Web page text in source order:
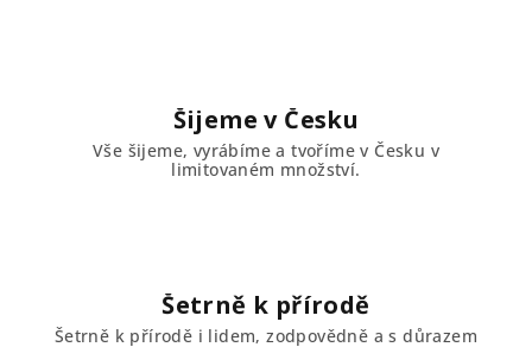
Šijeme v Česku
Vše šijeme, vyrábíme a tvoříme v Česku v
limitovaném množství.
Šetrně k přírodě
Šetrně k přírodě i lidem, zodpovědně a s důrazem